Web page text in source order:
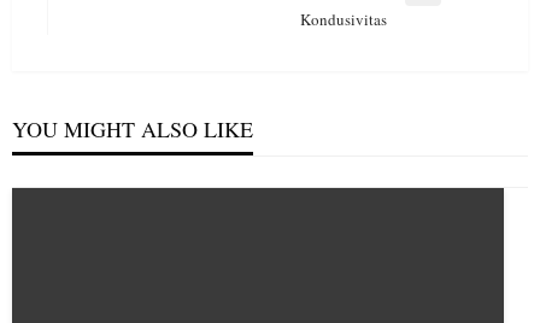
Kondusivitas
YOU MIGHT ALSO LIKE